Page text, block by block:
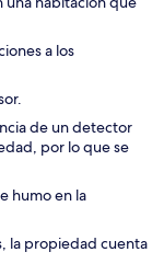
a los
de un detector
por lo que se
humo en la
la propiedad cuenta